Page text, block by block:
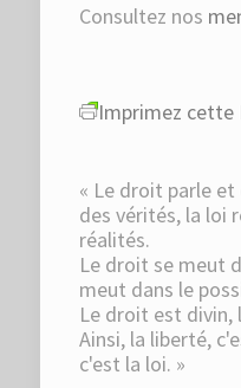
Consultez nos
Imprimez cette
« Le droit parle
des vérités, la loi
réalités.
Le droit se meut
meut dans le
Le droit est
Ainsi, la liberté,
c'est la loi. »